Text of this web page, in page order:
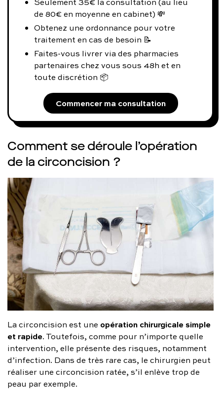
de 80€ en moyenne en cabinet) 💸
Obtenez une ordonnance pour votre
traitement en cas de besoin 📝
Faites-vous livrer via des pharmacies
partenaires chez vous sous 48h et en
toute discrétion 📦
Commencer ma consultation
Comment se déroule l’opération
de la circoncision ?
La circoncision est une opération chirurgicale simple
et rapide. Toutefois, comme pour n’importe quelle
intervention, elle présente des risques, notamment
d’infection. Dans de très rare cas, le chirurgien peut
réaliser une circoncision ratée, s’il enlève trop de
peau par exemple.